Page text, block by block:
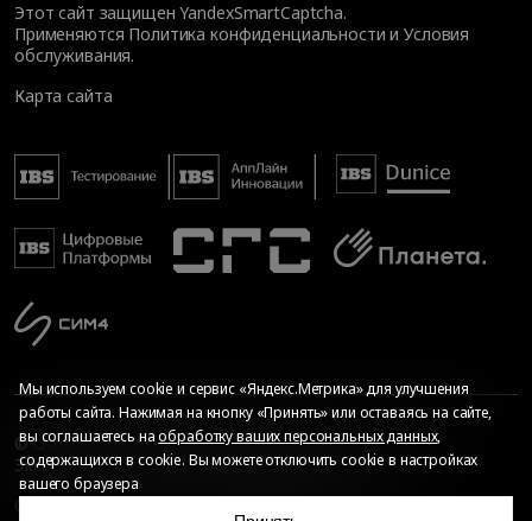
Этот сайт защищен YandexSmartCaptcha.
Применяются Политика конфиденциальности иУсловия
обслуживания.
Карта сайта
© Общество с ограниченной ответственностью «ИБС
Экспертиза», 2026. Все права защищены
Мы используем cookie и сервис «Яндекс.Метрика» для улучшения
работы сайта. Нажимая на кнопку «Принять» или оставаясь на сайте,
вы соглашаетесь наобработку ваших персональных данных,
содержащихся в cookie. Вы можете отключить cookie в настройках
вашего браузера